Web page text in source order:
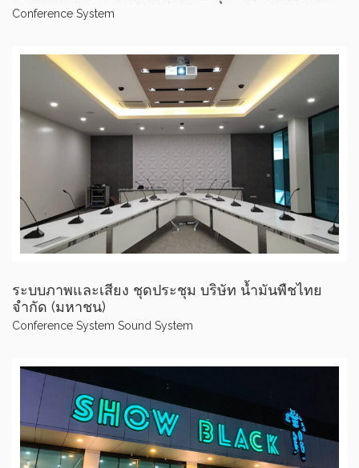
Conference System
ระบบภาพและเสียง ชุดประชุม บริษัท น้ำมันพืชไทย
จำกัด (มหาชน)
Conference System Sound System